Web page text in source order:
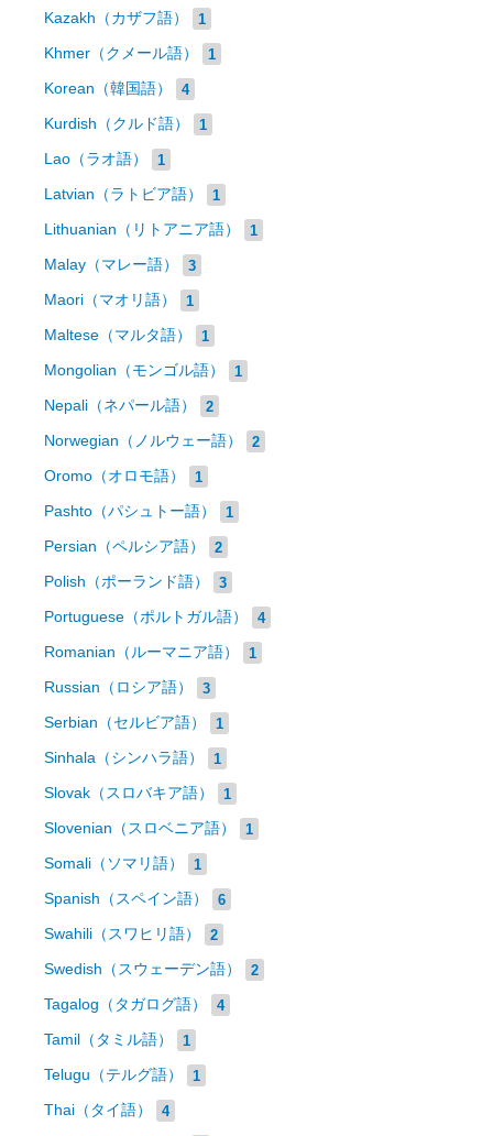
Kazakh（カザフ語） 1
Khmer（クメール語） 1
Korean（韓国語） 4
Kurdish（クルド語） 1
Lao（ラオ語） 1
Latvian（ラトビア語） 1
Lithuanian（リトアニア語） 1
Malay（マレー語） 3
Maori（マオリ語） 1
Maltese（マルタ語） 1
Mongolian（モンゴル語） 1
Nepali（ネパール語） 2
Norwegian（ノルウェー語） 2
Oromo（オロモ語） 1
Pashto（パシュトー語） 1
Persian（ペルシア語） 2
Polish（ポーランド語） 3
Portuguese（ポルトガル語） 4
Romanian（ルーマニア語） 1
Russian（ロシア語） 3
Serbian（セルビア語） 1
Sinhala（シンハラ語） 1
Slovak（スロバキア語） 1
Slovenian（スロベニア語） 1
Somali（ソマリ語） 1
Spanish（スペイン語） 6
Swahili（スワヒリ語） 2
Swedish（スウェーデン語） 2
Tagalog（タガログ語） 4
Tamil（タミル語） 1
Telugu（テルグ語） 1
Thai（タイ語） 4